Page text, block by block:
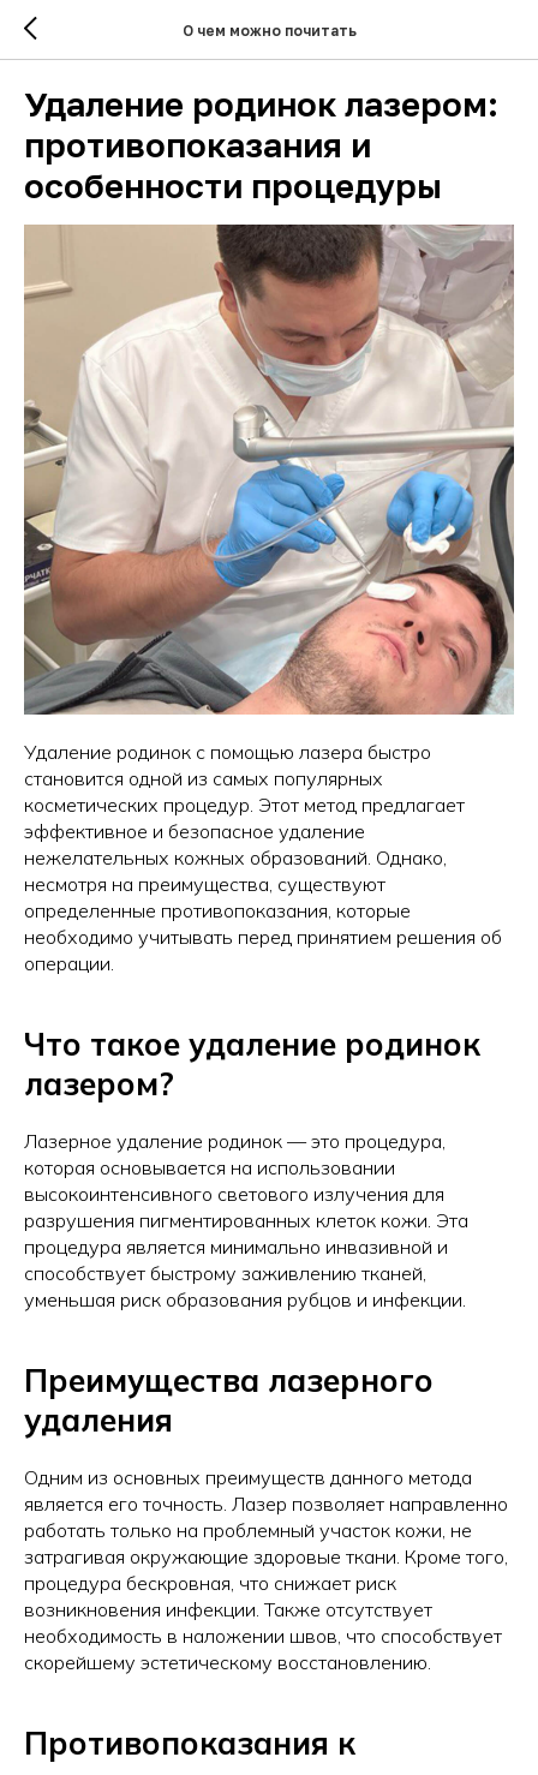
О чем можно почитать
Удаление родинок лазером:
противопоказания и
особенности процедуры
Удаление родинок с помощью лазера быстро
становится одной из самых популярных
косметических процедур. Этот метод предлагает
эффективное и безопасное удаление
нежелательных кожных образований. Однако,
несмотря на преимущества, существуют
определенные противопоказания, которые
необходимо учитывать перед принятием решения об
операции.
Что такое удаление родинок
лазером?
Лазерное удаление родинок — это процедура,
которая основывается на использовании
высокоинтенсивного светового излучения для
разрушения пигментированных клеток кожи. Эта
процедура является минимально инвазивной и
способствует быстрому заживлению тканей,
уменьшая риск образования рубцов и инфекции.
Преимущества лазерного
удаления
Одним из основных преимуществ данного метода
является его точность. Лазер позволяет направленно
работать только на проблемный участок кожи, не
затрагивая окружающие здоровые ткани. Кроме того,
процедура бескровная, что снижает риск
возникновения инфекции. Также отсутствует
необходимость в наложении швов, что способствует
скорейшему эстетическому восстановлению.
Противопоказания к